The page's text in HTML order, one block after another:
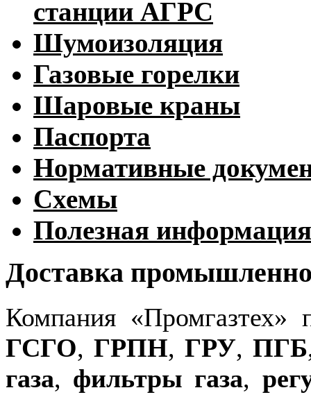
станции АГРС
Шумоизоляция
Газовые горелки
Шаровые краны
Паспорта
Нормативные
Схемы
Полезная информация
Доставка
Компания «Промгазтех»
ГСГО, ГРПН, ГРУ, ПГБ
газа, фильтры газа,